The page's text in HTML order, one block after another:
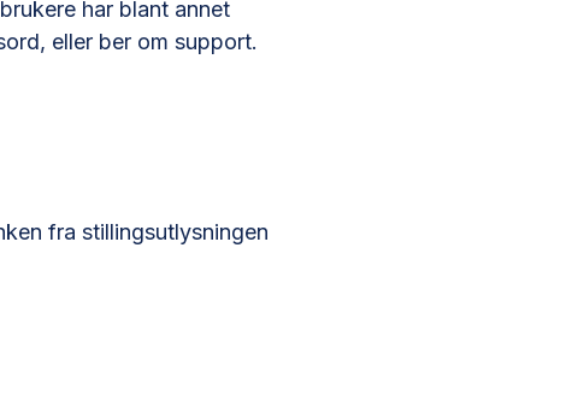
har blant annet
eller ber om support.
fra stillingsutlysningen